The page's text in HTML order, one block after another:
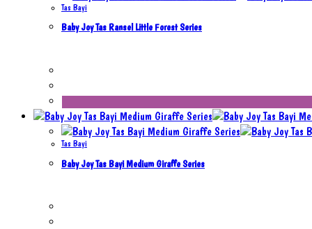
Tas Bayi
Baby Joy Tas Ransel Little Forest Series
Tas Bayi
Baby Joy Tas Bayi Medium Giraffe Series